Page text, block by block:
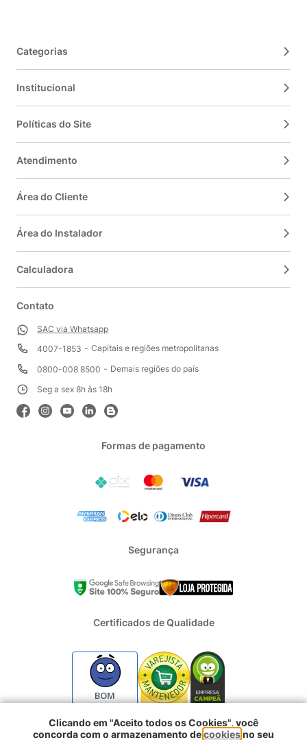
Categorias
Institucional
Políticas do Site
Atendimento
Área do Cliente
Área do Instalador
Calculadora
Contato
SAC via Whatsapp
4007-1853
Capitais e regiões metropolitanas
0800-008 8500
Demais regiões do país
Seg a sex 8h às 18h
Formas de pagamento
Segurança
Certificados de Qualidade
BOM
Clicando em "Aceito todos os Cookies", você
concorda com o armazenamento decookiesno seu